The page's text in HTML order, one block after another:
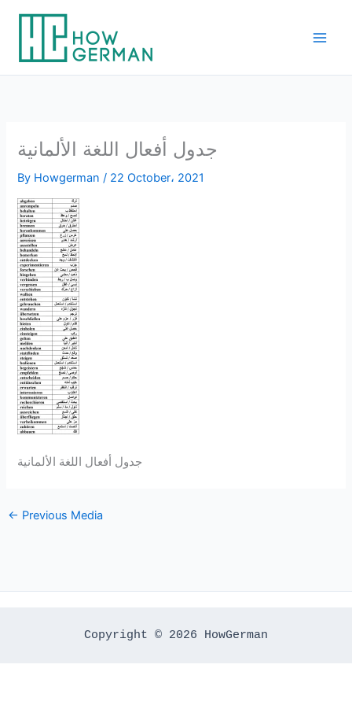
content
جدول أفعال اللغة الألمانية
By Howgerman/ 22 October، 2021
جدول أفعال اللغة الألمانية
← Previous Media
Copyright © 2026 HowGerman